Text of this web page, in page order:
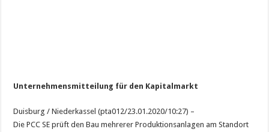
Unternehmensmitteilung für den Kapitalmarkt
Duisburg / Niederkassel (pta012/23.01.2020/10:27) –
Die PCC SE prüft den Bau mehrerer Produktionsanlagen am Standort